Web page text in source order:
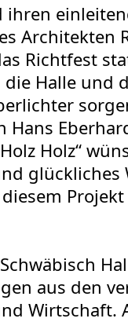
Architekten
Richtfest
Halle und
Hans
Holz“
glückliches
aus den
Wirtschaft.